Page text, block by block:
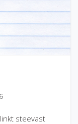
steevast